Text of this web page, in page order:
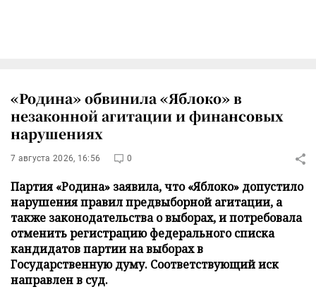
«Родина» обвинила «Яблоко» в
незаконной агитации и финансовых
нарушениях
7 августа 2026, 16:56 0
Партия «Родина» заявила, что «Яблоко» допустило
нарушения правил предвыборной агитации, а
также законодательства о выборах, и потребовала
отменить регистрацию федерального списка
кандидатов партии на выборах в
Государственную думу. Соответствующий иск
направлен в суд.